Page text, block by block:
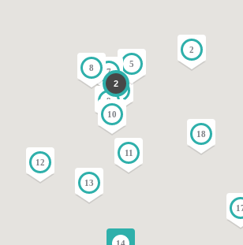
2
3
5
7
8
9
10
11
12
13
14
18
2